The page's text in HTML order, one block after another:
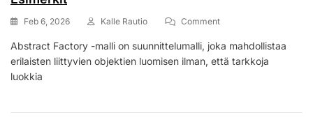
Feb 6, 2026 Kalle Rautio CommentOn
Factory
-
Esimerkit
Abstract Factory -malli on suunnittelumalli, joka mahdollistaa
erilaisten liittyvien objektien luomisen ilman, että tarkkoja
luokkia